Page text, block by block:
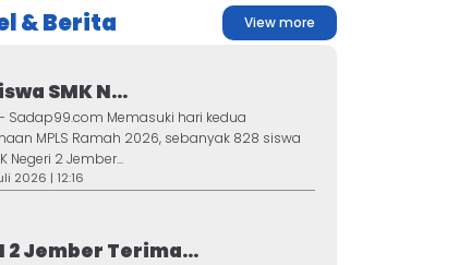
& Berita View more
SMK N...
– Sadap99.com Memasuki hari kedua
MPLS Ramah 2026, sebanyak 828 siswa
Negeri 2 Jember...
2026 | 12:16
2 Jember Terima...